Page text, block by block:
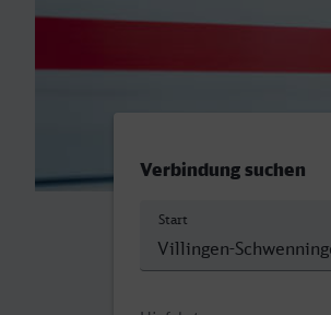
Verbindung suchen
Start